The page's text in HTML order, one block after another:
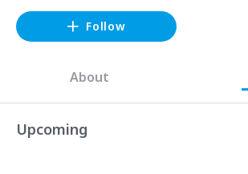
Follow
About
Upcoming